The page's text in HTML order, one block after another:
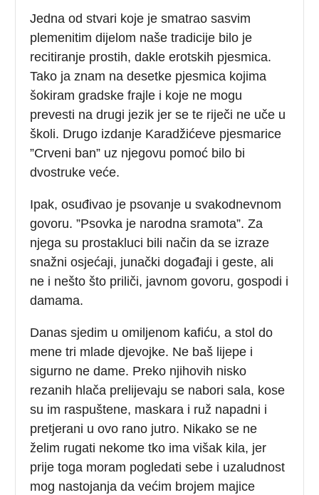
Jedna od stvari koje je smatrao sasvim
plemenitim dijelom naše tradicije bilo je
recitiranje prostih, dakle erotskih pjesmica.
Tako ja znam na desetke pjesmica kojima
šokiram gradske frajle i koje ne mogu
prevesti na drugi jezik jer se te riječi ne uče u
školi. Drugo izdanje Karadžićeve pjesmarice
”Crveni ban” uz njegovu pomoć bilo bi
dvostruke veće.
Ipak, osuđivao je psovanje u svakodnevnom
govoru. ”Psovka je narodna sramota”. Za
njega su prostakluci bili način da se izraze
snažni osjećaji, junački događaji i geste, ali
ne i nešto što priliči, javnom govoru, gospodi i
damama.
Danas sjedim u omiljenom kafiću, a stol do
mene tri mlade djevojke. Ne baš lijepe i
sigurno ne dame. Preko njihovih nisko
rezanih hlača prelijevaju se nabori sala, kose
su im raspuštene, maskara i ruž napadni i
pretjerani u ovo rano jutro. Nikako se ne
želim rugati nekome tko ima višak kila, jer
prije toga moram pogledati sebe i uzaludnost
mog nastojanja da većim brojem majice